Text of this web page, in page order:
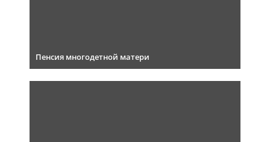
Пенсия многодетной матери